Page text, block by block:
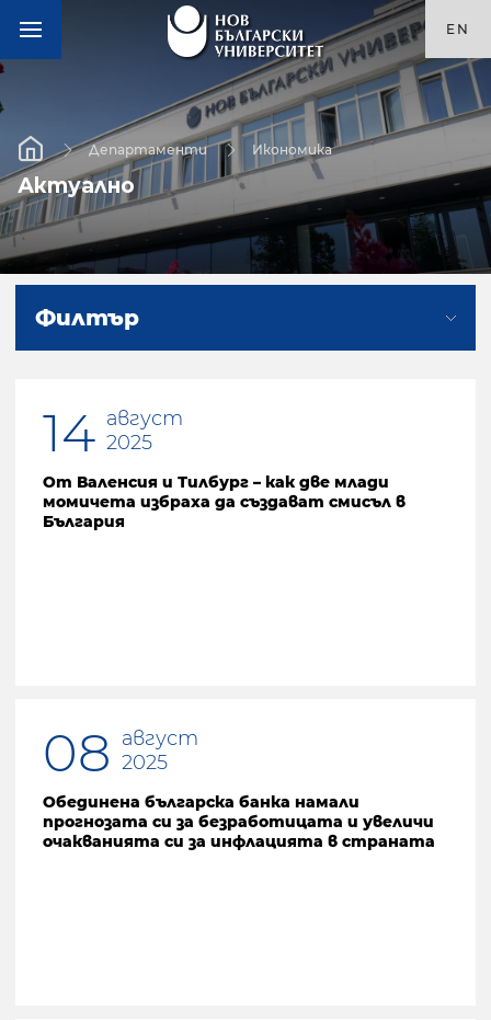
EN
Департаменти Икономика
Актуално
Филтър
14 август
2025
От Валенсия и Тилбург – как две млади
момичета избраха да създават смисъл в
България
08 август
2025
Обединена българска банка намали
прогнозата си за безработицата и увеличи
очакванията си за инфлацията в страната